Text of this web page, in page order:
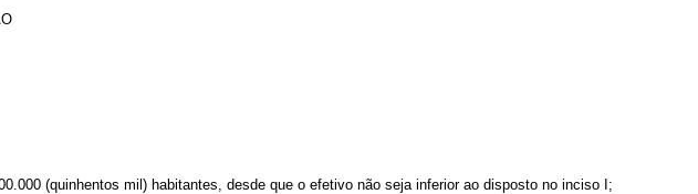
(quinhentos mil) habitantes, desde que o efetivo não seja inferior ao disposto no inciso I;